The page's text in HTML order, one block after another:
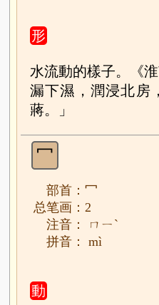
形
水流動的樣子。《
漏下濕，潤浸北房
蔣。」
冖
部首：冖
总笔画：2
注音： ㄇㄧˋ
拼音： mì
動